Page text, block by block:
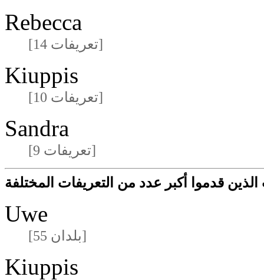
Rebecca
[14 تعريفات]
Kiuppis
[10 تعريفات]
Sandra
[9 تعريفات]
قدموا أكبر عدد من التعريفات المختلفة
Uwe
[55 بلدان]
Kiuppis